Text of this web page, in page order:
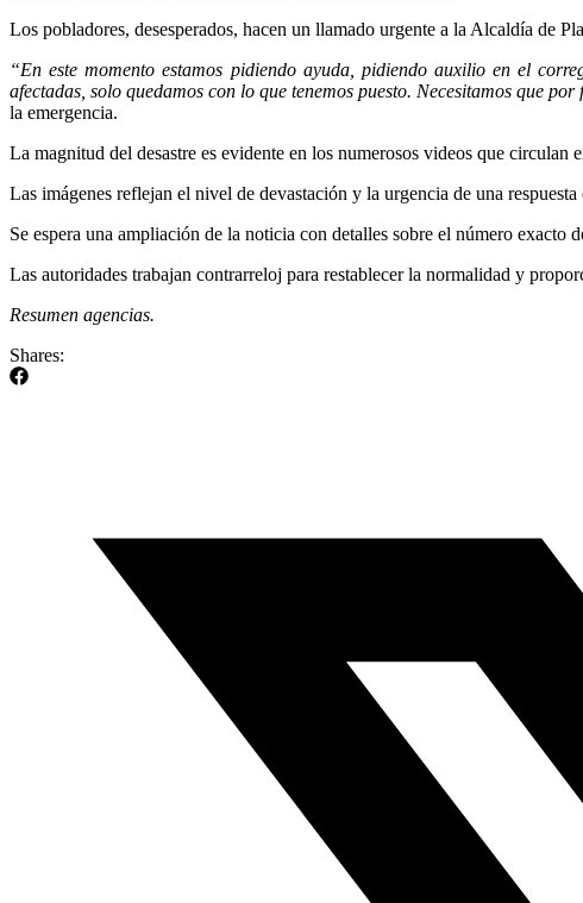
Los pobladores, desesperados, hacen un llamado urgente a la Alcaldía de
“En este momento estamos pidiendo ayuda, pidiendo auxilio en el
afectadas, solo quedamos con lo que tenemos puesto. Necesitamos que
la emergencia.
La magnitud del desastre es evidente en los numerosos videos que
Las imágenes reflejan el nivel de devastación y la urgencia de una
Se espera una ampliación de la noticia con detalles sobre el número exacto
Las autoridades trabajan contrarreloj para restablecer la normalidad y
Resumen agencias.
Shares: